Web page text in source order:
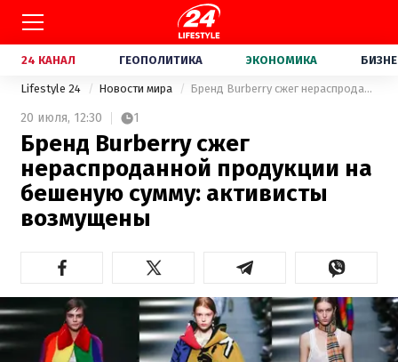
24 КАНАЛ ГЕОПОЛИТИКА ЭКОНОМИКА
Lifestyle 24 Новости мира Бренд Burberry сжег нераспроданной продукции на бешеную сумму: активисты возмущены
20 июля, 12:30 1
Бренд Burberry сжег
нераспроданной продукции на
бешеную сумму: активисты
возмущены